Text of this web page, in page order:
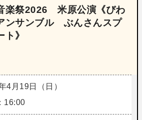
楽祭2026 米原公演《びわ
ンサンブル ぶんさんスプ
》
4月19日（日）
16:00